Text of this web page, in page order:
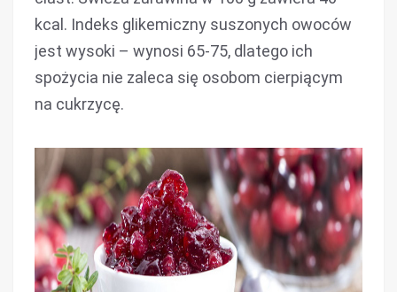
kcal. Indeks glikemiczny suszonych owoców
jest wysoki – wynosi 65-75, dlatego ich
spożycia nie zaleca się osobom cierpiącym
na cukrzycę.